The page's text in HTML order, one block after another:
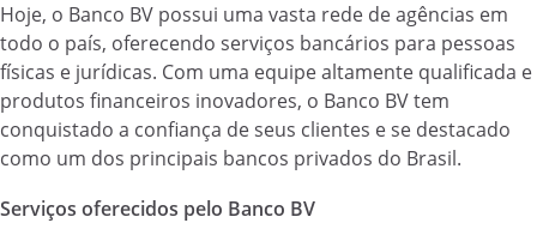
Hoje, o Banco BV possui uma vasta rede de agências em
todo o país, oferecendo serviços bancários para pessoas
físicas e jurídicas. Com uma equipe altamente qualificada e
produtos financeiros inovadores, o Banco BV tem
conquistado a confiança de seus clientes e se destacado
como um dos principais bancos privados do Brasil.
Serviços oferecidos pelo Banco BV